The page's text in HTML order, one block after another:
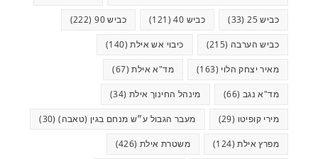
כביש 25 (33) כביש 40 (121) כביש 90 (222)
כביש הערבה (215) כיבוי אש אילת(140)
מאיר יצחק הלוי (163) מד"א אילת(67)
מד"א נגב (66) מינהל החינוך אילת (34)
מירי קופיטו (29) מעבר הגבול ע״ש מנחם בגין (טאבה)(30)
מפרץ אילת(124) משטרת אילת (426)